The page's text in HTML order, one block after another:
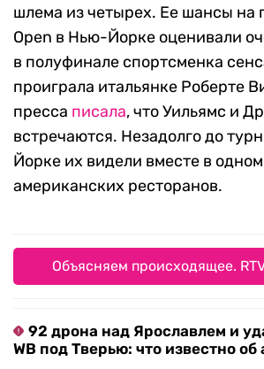
шлема из четырех. Ее шансы на
Open в Нью-Йорке оценивали
в полуфинале спортсменка
проиграла итальянке Роберте
пресса писала, что Уильямс и
встречаются. Незадолго до
Йорке их видели вместе в
американских ресторанов.
Объясняем происходящее.
92 дрона над Ярославлем и
WB под Тверью: что известно